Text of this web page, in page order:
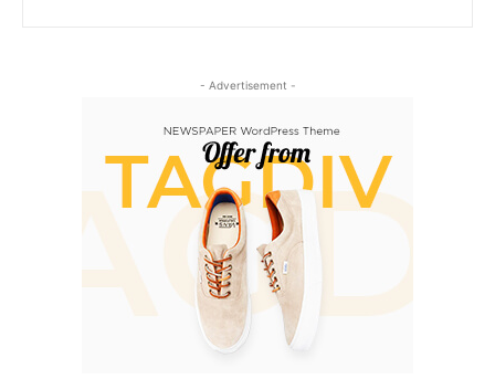
- Advertisement -